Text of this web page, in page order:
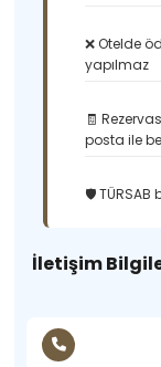
❌ Otelde
yapılmaz
🧾
posta ile
🛡️
İletişim